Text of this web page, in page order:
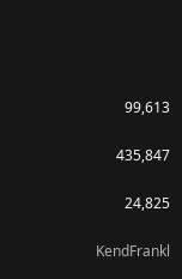
99,613
435,847
24,825
KendFrankl